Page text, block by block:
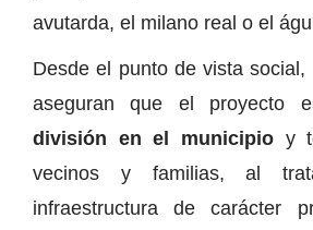
avutarda, el milano real o el
Desde el punto de vista social,
aseguran que el proyecto
división en el municipio y
vecinos y familias, al
infraestructura de carácter